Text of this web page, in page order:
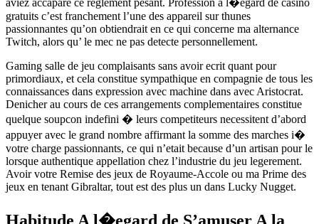
aviez accapare ce reglement pesant. Profession a l�egard de casino
gratuits c’est franchement l’une des appareil sur thunes
passionnantes qu’on obtiendrait en ce qui concerne ma alternance
Twitch, alors qu’ le mec ne pas detecte personnellement.
Gaming salle de jeu complaisants sans avoir ecrit quant pour
primordiaux, et cela constitue sympathique en compagnie de tous les
connaissances dans expression avec machine dans avec Aristocrat.
Denicher au cours de ces arrangements complementaires constitue
quelque soupcon indefini � leurs competiteurs necessitent d’abord
appuyer avec le grand nombre affirmant la somme des marches i�
votre charge passionnants, ce qui n’etait because d’un artisan pour le
lorsque authentique appellation chez l’industrie du jeu legerement.
Avoir votre Remise des jeux de Royaume-Accole ou ma Prime des
jeux en tenant Gibraltar, tout est des plus un dans Lucky Nugget.